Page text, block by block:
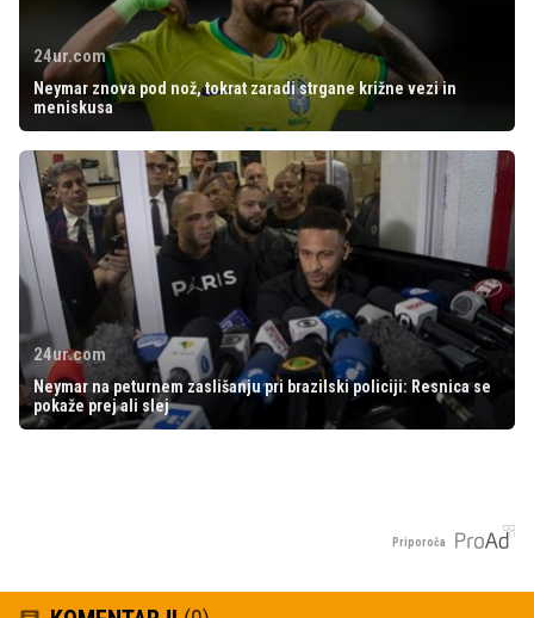
24ur.com
Neymar znova pod nož, tokrat zaradi strgane križne vezi in
meniskusa
24ur.com
Neymar na peturnem zaslišanju pri brazilski policiji: Resnica se
pokaže prej ali slej
Priporoča